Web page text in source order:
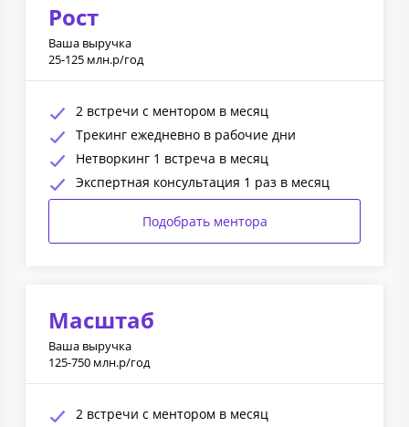
Рост
Ваша выручка
25-125 млн.р/год
2 встречи с ментором в месяц
Трекинг ежедневно в рабочие дни
Нетворкинг 1 встреча в месяц
Экспертная консультация 1 раз в месяц
Подобрать ментора
Масштаб
Ваша выручка
125-750 млн.р/год
2 встречи с ментором в месяц